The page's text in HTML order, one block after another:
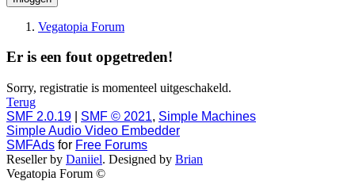
Vegatopia Forum
Er is een fout opgetreden!
Sorry, registratie is momenteel uitgeschakeld.
Terug
SMF 2.0.19
SMF © 2021, Simple Machines
Simple Audio Video Embedder
SMFAds for Free Forums
Reseller by Daniiel. Designed by Brian
Vegatopia Forum ©